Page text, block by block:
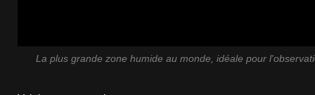
La plus grande zone humide au monde, idéale pour